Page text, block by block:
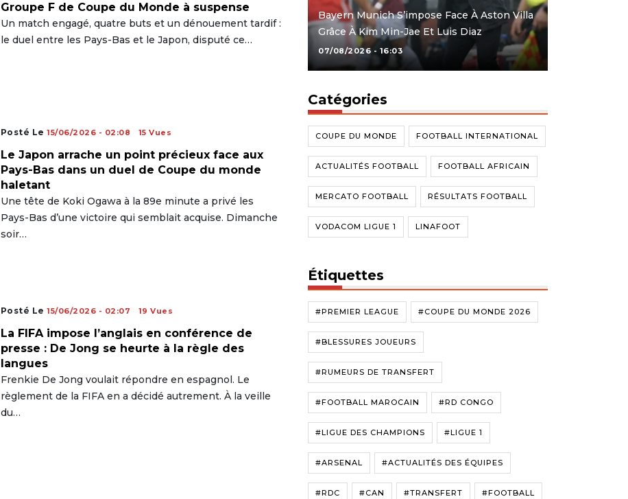
Groupe F de Coupe du Monde à suspense
Un match engagé, quatre buts et un dénouement tardif :
le duel entre les Pays-Bas et le Japon, disputé ce…
Posté Le15/06/2026 - 02:08 15 Vues
Le Japon arrache un point précieux face aux
Pays-Bas dans un duel de Coupe du monde
haletant
Une tête de Koki Ogawa à la 89e minute a privé les
Pays-Bas d’une victoire qui semblait acquise. Dimanche
soir…
Posté Le15/06/2026 - 02:07 19 Vues
La FIFA impose l’anglais en conférence de
presse : De Jong se heurte à la règle des
langues
Frenkie De Jong voulait répondre en espagnol. Le
règlement de la FIFA en a décidé autrement. À la veille
du…
Bayern Munich S’impose Face À Aston Villa
Grâce À Kim Min-Jae Et Luis Diaz
07/08/2026 - 16:03
Catégories
COUPE DU MONDE FOOTBALL INTERNATIONAL
ACTUALITÉS FOOTBALL FOOTBALL AFRICAIN
MERCATO FOOTBALL RÉSULTATS FOOTBALL
VODACOM LIGUE 1 LINAFOOT
Étiquettes
#PREMIER LEAGUE #COUPE DU MONDE 2026
#BLESSURES JOUEURS
#RUMEURS DE TRANSFERT
#FOOTBALL MAROCAIN #RD CONGO
#LIGUE DES CHAMPIONS #LIGUE 1
#ARSENAL #ACTUALITÉS DES ÉQUIPES
#RDC #CAN #TRANSFERT #FOOTBALL